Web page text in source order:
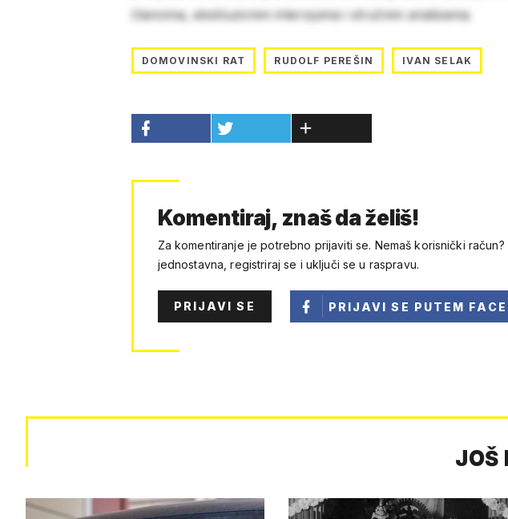
člancima, ekskluzivnim intervjuima i stručnim analizama.
DOMOVINSKI RAT RUDOLF PEREŠIN IVAN SELAK
Komentiraj, znaš da želiš!
Za komentiranje je potrebno prijaviti se. Nemaš korisnički
jednostavna, registriraj se i uključi se u raspravu.
PRIJAVI SE PRIJAVI SE PUTEM
JOŠ